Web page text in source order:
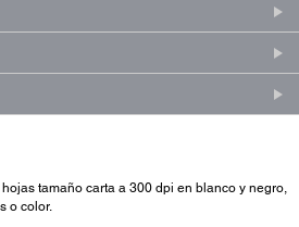
tamaño carta a 300 dpi en blanco y negro,
o color.